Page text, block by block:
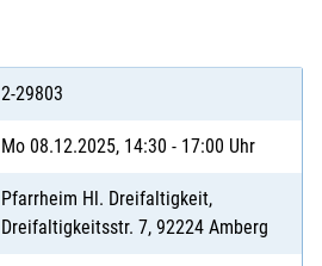
2-29803
Mo 08.12.2025, 14:30 - 17:00 Uhr
Pfarrheim Hl. Dreifaltigkeit,
Dreifaltigkeitsstr. 7, 92224 Amberg